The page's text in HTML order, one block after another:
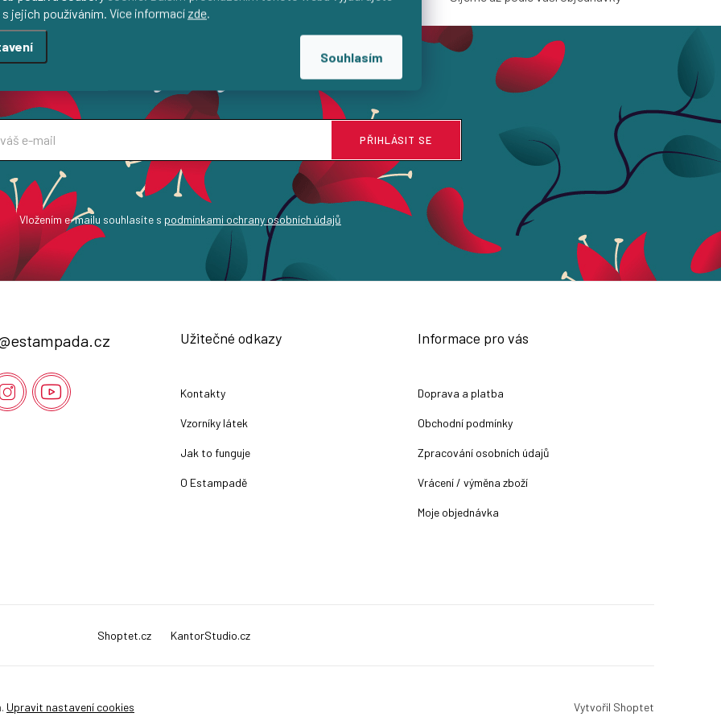
s jejich používáním. Více informací zde.
Souhlasím
Aktuální novinky a slevy na váš e-mail
Vložením e-mailu souhlasíte s podmínkami ochrany osobních údajů
PŘIHLÁSIT SE
estampada.cz Užitečné odkazy
Kontakty
Vzorníky látek
Jak to funguje
O Estampadě
Informace pro vás
Doprava a platba
Obchodní podmínky
Zpracování osobních údajů
Vrácení / výměna zboží
Moje objednávka
Shoptet.cz KantorStudio.cz
Vytvořil Shoptet
Upravit nastavení cookies